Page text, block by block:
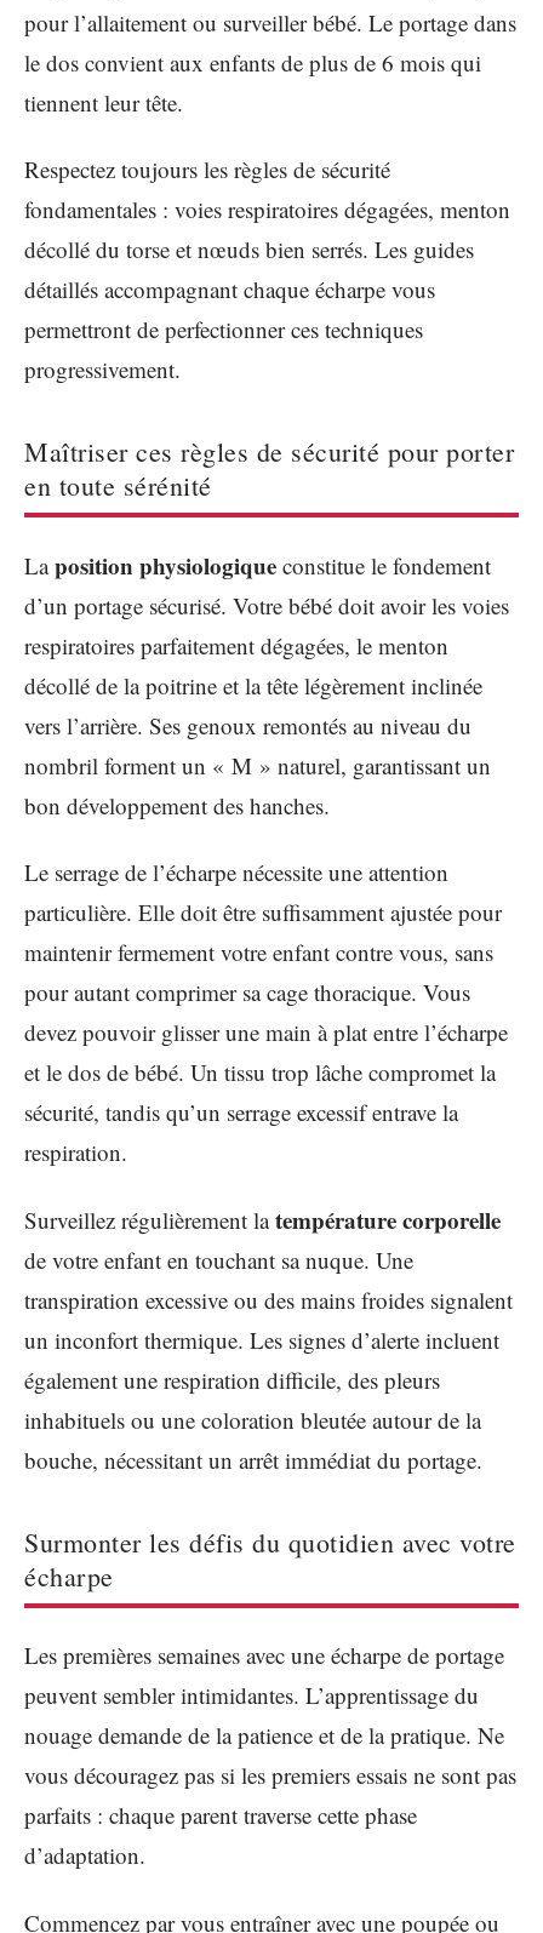
pour l’allaitement ou surveiller bébé. Le portage dans
le dos convient aux enfants de plus de 6 mois qui
tiennent leur tête.
Respectez toujours les règles de sécurité
fondamentales : voies respiratoires dégagées, menton
décollé du torse et nœuds bien serrés. Les guides
détaillés accompagnant chaque écharpe vous
permettront de perfectionner ces techniques
progressivement.
Maîtriser ces règles de sécurité pour porter
en toute sérénité
Laposition physiologique constitue le fondement
d’un portage sécurisé. Votre bébé doit avoir les voies
respiratoires parfaitement dégagées, le menton
décollé de la poitrine et la tête légèrement inclinée
vers l’arrière. Ses genoux remontés au niveau du
nombril forment un « M » naturel, garantissant un
bon développement des hanches.
Le serrage de l’écharpe nécessite une attention
particulière. Elle doit être suffisamment ajustée pour
maintenir fermement votre enfant contre vous, sans
pour autant comprimer sa cage thoracique. Vous
devez pouvoir glisser une main à plat entre l’écharpe
et le dos de bébé. Un tissu trop lâche compromet la
sécurité, tandis qu’un serrage excessif entrave la
respiration.
Surveillez régulièrement latempérature corporelle
de votre enfant en touchant sa nuque. Une
transpiration excessive ou des mains froides signalent
un inconfort thermique. Les signes d’alerte incluent
également une respiration difficile, des pleurs
inhabituels ou une coloration bleutée autour de la
bouche, nécessitant un arrêt immédiat du portage.
Surmonter les défis du quotidien avec votre
écharpe
Les premières semaines avec une écharpe de portage
peuvent sembler intimidantes. L’apprentissage du
nouage demande de la patience et de la pratique. Ne
vous découragez pas si les premiers essais ne sont pas
parfaits : chaque parent traverse cette phase
d’adaptation.
Commencez par vous entraîner avec une poupée ou